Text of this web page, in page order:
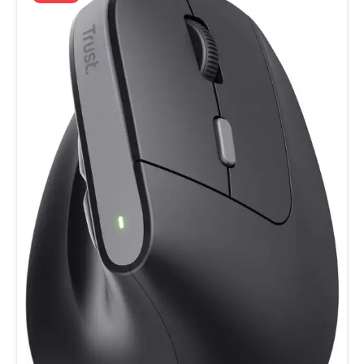
behouden. De Razer DeathAdder Essential bevat een ware
6.400 DPI Optische Sensor met een bewezen
prestatiegeschiedenis voor snelle en precieze bewegingen.
Deze geeft je vloeiende en naadloze controle tijdens
chaotische gevechten. Ergonomische vorm Om urenlang
comfortabel te gamen Blijf hoog presteren tijdens gaming
marathons. De ergonomische vorm past comfortabel in je
handen, zodat je in het heetst van de strijd altijd stabiel blijft
tijdens urenlange gaming sessies. Hoge duurzaamheid Een
gaming muis die lang meegaat De Razer DeathAdder
Essential is ontworpen voor hoge duurzaamheid om te
blijven presteren tijdens de meest intense gaming sessies.
De 5 Hyperesponse knoppen zijn getest tot 10 miljoen kliks
om te verzekeren dat jouw muis de langste adem heeft.
Ware 6.400 DPI optische sensor Tot 220 inches per seconde
(IPS) / 30 G versnelling Vijf afzonderlijk te programmeren
Hyperesponse knoppen Razer Mechanische Muis Switches
die 10 miljoen kliks mee gaan Voor gaming ontworpen
tactisch scrollwiel Ergonomisch rechtshandig ontwerp 1000
Hz ultrapolling Groene verlichting Afmetingen (bij
benadering): 127 mm lengte x 73 mm breedte x 43 mm
hoogte Gewicht (zonder kabel): 96 gram Kabellengte: 2,1
meter